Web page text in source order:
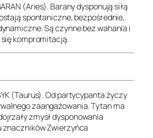
(Aries). Barany dysponują siłą
spontaniczne, bezpośrednie,
Są czynne bez wahania i
kompromitacją.
(Taurus). Od partycypanta życzy
zaangażowania. Tytan ma
zmysł dysponowania
znaczników Zwierzyńca